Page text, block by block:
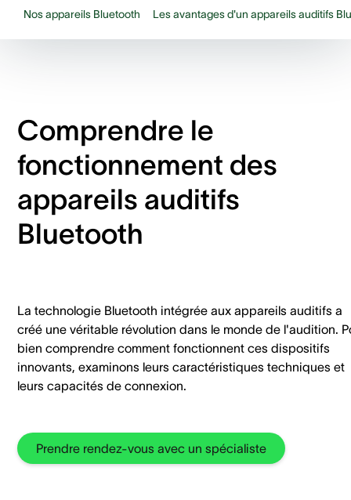
Nos appareils Bluetooth Les avantages d'un appareils auditifs
Comprendre le
fonctionnement des
appareils auditifs
Bluetooth
La technologie Bluetooth intégrée aux appareils auditifs a
créé une véritable révolution dans le monde de l'audition.
bien comprendre comment fonctionnent ces dispositifs
innovants, examinons leurs caractéristiques techniques et
leurs capacités de connexion.
Prendre rendez-vous avec un spécialiste